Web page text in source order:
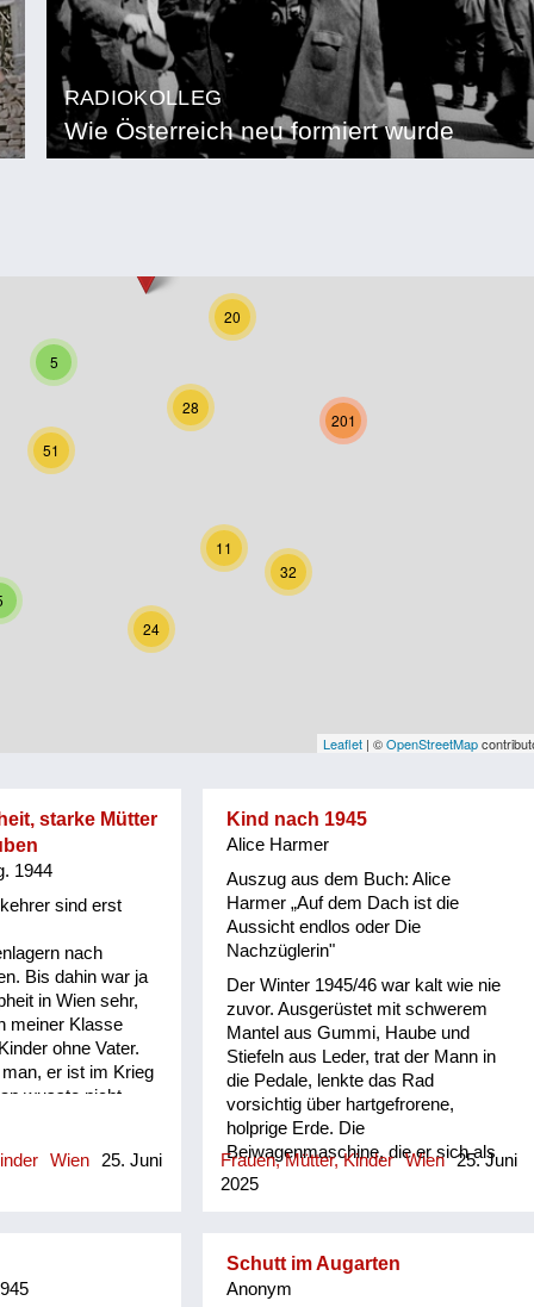
RADIOKOLLEG
Wie Österreich neu formiert wurde
28
24
20
32
51
201
11
5
Leaflet | ©OpenStreetMap
starke Mütter
1944
sind erst
nach
Bis dahin war ja
in Wien sehr,
meiner Klasse
ohne Vater.
er ist im Krieg
wusste nicht,
man eine
nach heutiger
oder Schals
dieser
Wien
25. Juni
Kind nach 1945
Alice Harmer
Auszug aus dem Buch: Alice
Harmer „Auf dem Dach ist die
Aussicht endlos oder Die
Nachzüglerin"
Der Winter 1945/46 war kalt wie nie
zuvor. Ausgerüstet mit schwerem
Mantel aus Gummi, Haube und
Stiefeln aus Leder, trat der Mann in
die Pedale, lenkte das Rad
vorsichtig über hartgefrorene,
holprige Erde. Die
Beiwagenmaschine, die er sich als
Geselle erspart und im Stroh
Landesverteidigung befohlen wurde,
musste er seine Familie verlassen.
Frauen, Mütter, Kinder Wien 25. Juni
2025
Schutt im Augarten
Anonym